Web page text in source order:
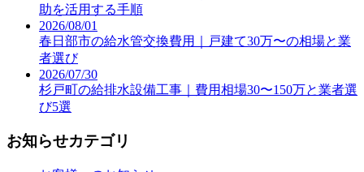
助を活用する手順
2026/08/01
春日部市の給水管交換費用｜戸建て30万〜の相場と業
者選び
2026/07/30
杉戸町の給排水設備工事｜費用相場30〜150万と業者選
び5選
お知らせカテゴリ